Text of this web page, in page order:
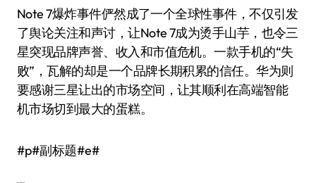
Note 7爆炸事件俨然成了一个全球性事件，不仅引发
了舆论关注和声讨，让Note 7成为烫手山芋，也令三
星突现品牌声誉、收入和市值危机。一款手机的“失
败”，瓦解的却是一个品牌长期积累的信任。华为则
要感谢三星让出的市场空间，让其顺利在高端智能
机市场切到最大的蛋糕。
#p#副标题#e#